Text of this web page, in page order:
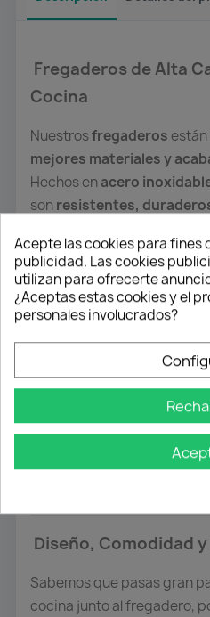
Fregaderos de Alta
Cocina
Nuestrosfregaderos
mejores materiales y
Hechos en acero
son resistentes,
impecable.
Contamos con unaamplia
acabados, desde diseños
Todos nuestros modelos
adaptan a cualquier tipo de
Además, disponemos de
para complementar cada
Diseño, Comodidad
Sabemos que pasas gran
cocina junto al fregadero,
Acepte las cookies para fines
publicidad. Las cookies
utilizan para ofrecerte
¿Aceptas estas cookies y el
personales involucrados?